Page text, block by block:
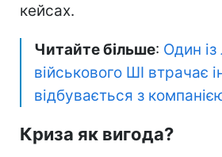
кейсах.
Читайте більше: Один із
військового ШІ втрачає
відбувається з
Криза як вигода?